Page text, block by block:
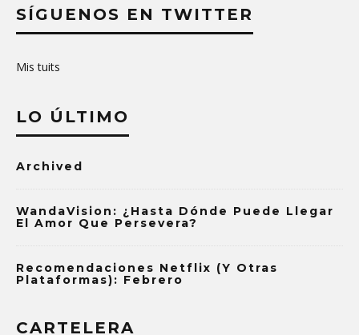
SÍGUENOS EN TWITTER
Mis tuits
LO ÚLTIMO
Archived
WandaVision: ¿Hasta Dónde Puede Llegar
El Amor Que Persevera?
Recomendaciones Netflix (y Otras
Plataformas): Febrero
CARTELERA